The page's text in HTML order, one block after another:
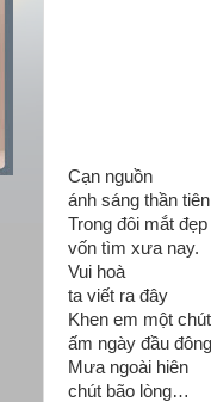
Cạn nguồn
ánh sáng thần
Trong đôi mắt đẹp
vốn tìm xưa nay.
Vui hoà
ta viết ra đây
Khen em một chút
ấm ngày đầu
Mưa ngoài hiên
chút bão lòng…